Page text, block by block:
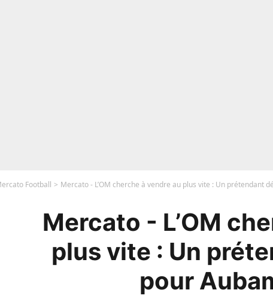
Football Mercato - L’OM cherche à vendre au plus vite : Un prétendant
Mercato - L’OM
plus vite : Un
pour